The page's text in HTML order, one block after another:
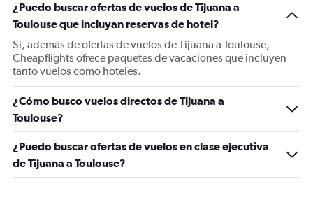
¿Puedo buscar ofertas de vuelos de Tijuana a
Toulouse que incluyan reservas de hotel?
Sí, además de ofertas de vuelos de Tijuana a Toulouse,
Cheapflights ofrece paquetes de vacaciones que incluyen
tanto vuelos como hoteles.
¿Cómo busco vuelos directos de Tijuana a
Toulouse?
¿Puedo buscar ofertas de vuelos en clase ejecutiva
de Tijuana a Toulouse?